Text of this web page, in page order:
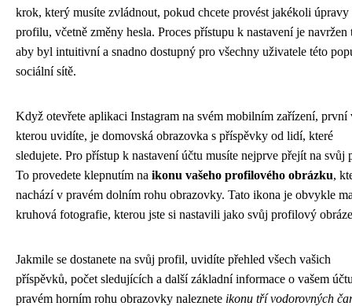
krok, který musíte zvládnout, pokud chcete provést jakékoli úpravy
profilu, včetně změny hesla. Proces přístupu k nastavení je navržen
aby byl intuitivní a snadno dostupný pro všechny uživatele této
sociální sítě.
Když otevřete aplikaci Instagram na svém mobilním zařízení, první
kterou uvidíte, je domovská obrazovka s příspěvky od lidí, které
sledujete. Pro přístup k nastavení účtu musíte nejprve přejít na svůj
To provedete klepnutím na ikonu vašeho profilového obrázku,
nachází v pravém dolním rohu obrazovky. Tato ikona je obvykle
kruhová fotografie, kterou jste si nastavili jako svůj profilový
Jakmile se dostanete na svůj profil, uvidíte přehled všech vašich
příspěvků, počet sledujících a další základní informace o vašem
pravém horním rohu obrazovky naleznete ikonu tří vodorovných